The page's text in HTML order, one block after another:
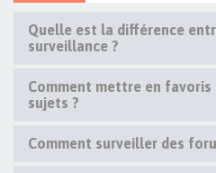
Quelle est la différence
surveillance ?
Comment mettre en favoris
sujets ?
Comment surveiller des